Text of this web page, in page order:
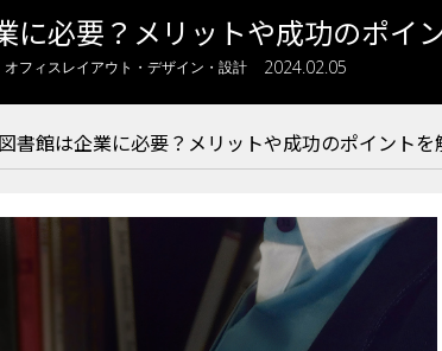
に必要？メリットや成功のポイ
オフィスレイアウト・デザイン・設計 2024.02.05
書館は企業に必要？メリットや成功のポイントを